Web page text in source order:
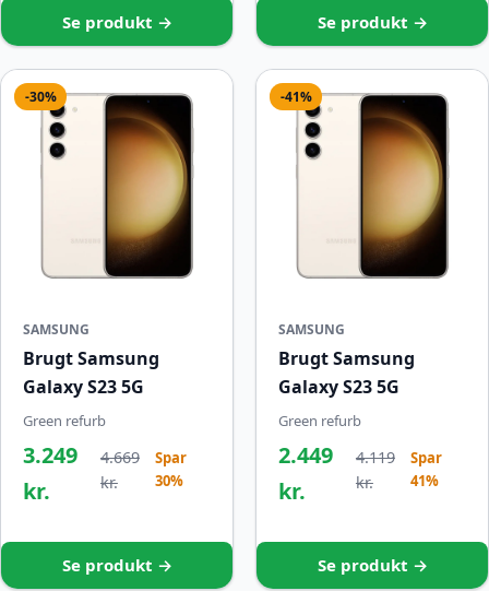
Se produkt → Se produkt →
-30%
SAMSUNG
Brugt Samsung
Galaxy S23 5G
Green refurb
3.249
kr.
4.669
kr.
Spar
30%
Se produkt →
-41%
SAMSUNG
Brugt Samsung
Galaxy S23 5G
Green refurb
2.449
kr.
4.119
kr.
Spar
41%
Se produkt →